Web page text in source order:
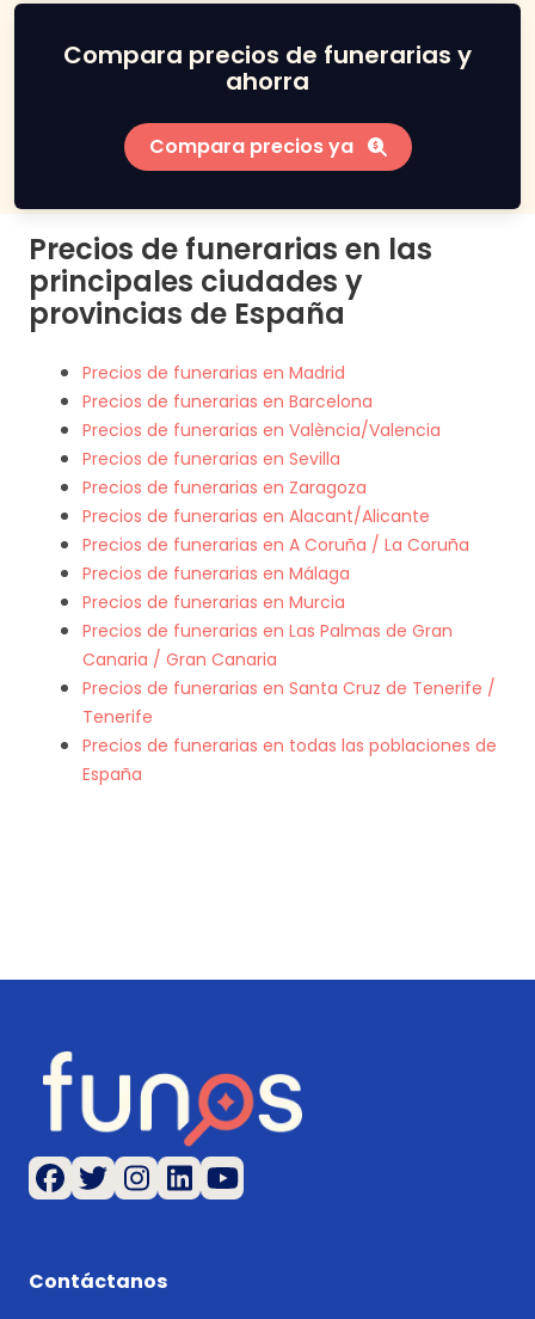
Compara precios de funerarias y
ahorra
Compara precios ya
Precios de funerarias en las
principales ciudades y
provincias de España
Precios de funerarias en Madrid
Precios de funerarias en Barcelona
Precios de funerarias en València/Valencia
Precios de funerarias en Sevilla
Precios de funerarias en Zaragoza
Precios de funerarias en Alacant/Alicante
Precios de funerarias en A Coruña / La Coruña
Precios de funerarias en Málaga
Precios de funerarias en Murcia
Precios de funerarias en Las Palmas de Gran
Canaria / Gran Canaria
Precios de funerarias en Santa Cruz de Tenerife /
Tenerife
Precios de funerarias en todas las poblaciones de
España
Contáctanos